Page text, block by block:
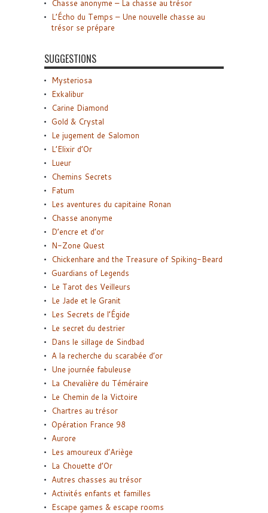
Chasse anonyme – La chasse au trésor
L’Écho du Temps – Une nouvelle chasse au
trésor se prépare
SUGGESTIONS
Mysteriosa
Exkalibur
Carine Diamond
Gold & Crystal
Le jugement de Salomon
L’Elixir d’Or
Lueur
Chemins Secrets
Fatum
Les aventures du capitaine Ronan
Chasse anonyme
D’encre et d’or
N-Zone Quest
Chickenhare and the Treasure of Spiking-Beard
Guardians of Legends
Le Tarot des Veilleurs
Le Jade et le Granit
Les Secrets de l’Égide
Le secret du destrier
Dans le sillage de Sindbad
A la recherche du scarabée d’or
Une journée fabuleuse
La Chevalière du Téméraire
Le Chemin de la Victoire
Chartres au trésor
Opération France 98
Aurore
Les amoureux d’Ariège
La Chouette d’Or
Autres chasses au trésor
Activités enfants et familles
Escape games & escape rooms